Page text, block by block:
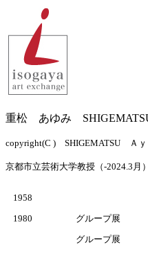
重松 あゆみ
copyright(C )
京都市立芸術大学教授（-2024.3月）
1958
1980
グループ展
グループ展